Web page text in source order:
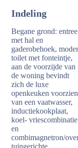
Indeling
Begane grond: entree
met hal en
gaderobehoek,
toilet met fonteintje,
aan de voorzijde van
de woning bevindt
zich de luxe
openkeuken voorzien
van een vaatwasser,
inductiekookplaat,
koel- vriescombinatie
en
combimagnetron/
tuingerichte